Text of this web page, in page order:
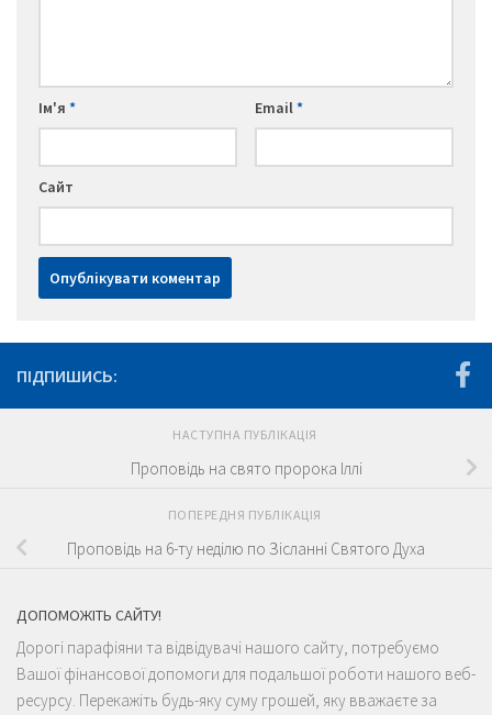
Ім'я * Email*
Сайт
ПІДПИШИСЬ:
НАСТУПНА ПУБЛІКАЦІЯ
Проповідь на свято пророка Іллі
ПОПЕРЕДНЯ ПУБЛІКАЦІЯ
Проповідь на 6-ту неділю по Зісланні Святого Духа
ДОПОМОЖІТЬ САЙТУ!
Дорогі парафіяни та відвідувачі нашого сайту, потребуємо
Вашої фінансової допомоги для подальшої роботи нашого веб-
ресурсу. Перекажіть будь-яку суму грошей, яку вважаєте за